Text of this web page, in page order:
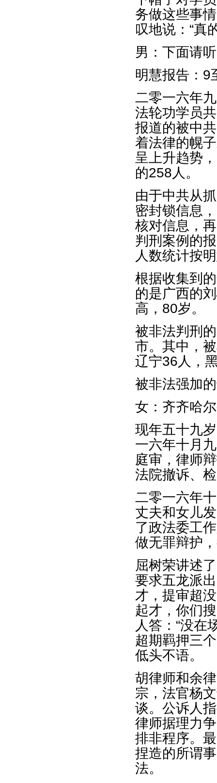
务做这些事
叹地说：“真
男：下面请
明慧报告：9
二零一六年
法轮功学员
报道的被中
着法律的幌
呈上升趋势
的258人。
由于中共从
密封锁信息
核对信息，
判刑案例的
人数统计按
根据收集到
的是广西的
高，80岁。
被非法判刑
市。其中，
辽宁36人，
被非法强加
女：齐齐哈
现年五十九
一六年十月
庭审，律师
法院撤诉、
二零一六年
丈夫和女儿
了政法委工
做无罪辩护
屈树荣讲述
要求五龙派
才，提审超
起才，你们
人答：“没在
超期羁押三
低头不语。
胡律师和余
宗，法官杨
谈。公诉人
律师据理力
排非程序。
捏造的所谓
法。